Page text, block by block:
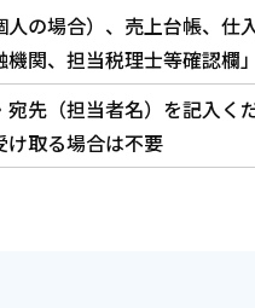
の場合）、売上台帳、仕
関、担当税理士等確認欄
先（担当者名）を記入くだ
取る場合は不要